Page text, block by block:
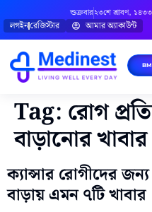
শুক্রবার২৩শে শ্রাবণ, ১৪৩৩
লগইনরেজিস্টার আমার অ্যাকাউন্ট
Tag: রোগ
বাড়ানোর খাবার
ক্যান্সার রোগীদের
বাড়ায় এমন ৭টি খাবার